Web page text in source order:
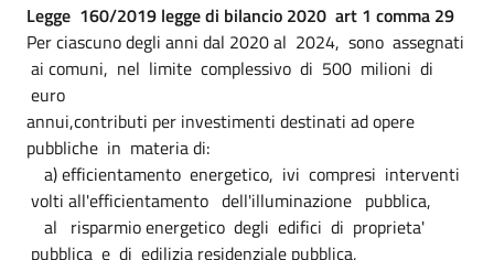
Legge 160/2019 legge di bilancio 2020 art 1 comma 29
Per ciascuno degli anni dal 2020 al 2024, sono assegnati
ai comuni, nel limite complessivo di 500 milioni di
euro
annui,contributi per investimenti destinati ad opere
pubbliche in materia di:
a) efficientamento energetico, ivi compresi interventi
volti all'efficientamento dell'illuminazione pubblica,
al risparmio energetico degli edifici di proprieta'
pubblica e di edilizia residenziale pubblica,